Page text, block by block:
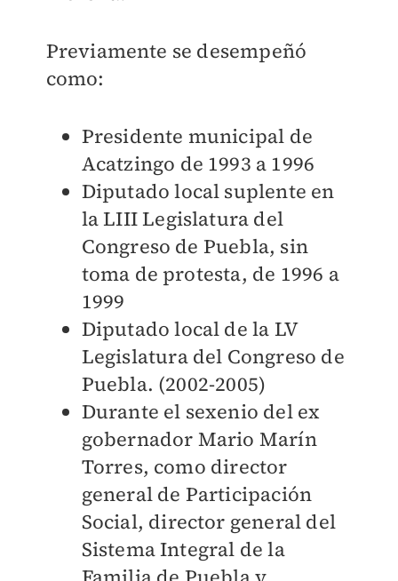
Previamente se desempeñó
como:
Presidente municipal de
Acatzingo de 1993 a 1996
Diputado local suplente en
la LIII Legislatura del
Congreso de Puebla, sin
toma de protesta, de 1996 a
1999
Diputado local de la LV
Legislatura del Congreso de
Puebla. (2002-2005)
Durante el sexenio del ex
gobernador Mario Marín
Torres, como director
general de Participación
Social, director general del
Sistema Integral de la